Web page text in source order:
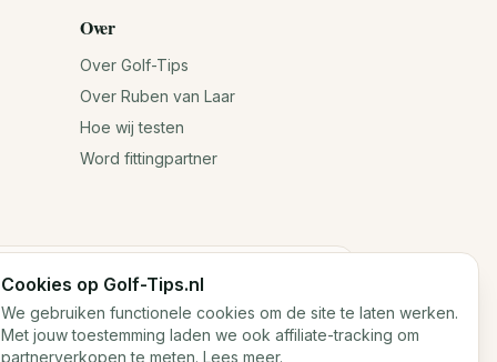
Over
Over Golf-Tips
Over Ruben van Laar
Hoe wij testen
Word fittingpartner
antwoorden. Voor exacte specificaties
Cookies op Golf-Tips.nl
We gebruiken functionele cookies om de site te laten werken.
Met jouw toestemming laden we ook affiliate-tracking om
partnerverkopen te meten. Lees meer.